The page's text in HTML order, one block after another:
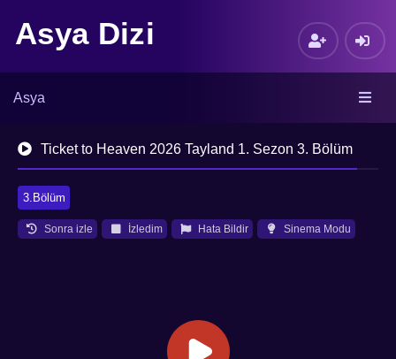
Asya Dizi
Asya
Ticket to Heaven 2026 Tayland 1. Sezon 3. Bölüm
3.Bölüm
Sonra izle İzledim Hata Bildir Sinema Modu